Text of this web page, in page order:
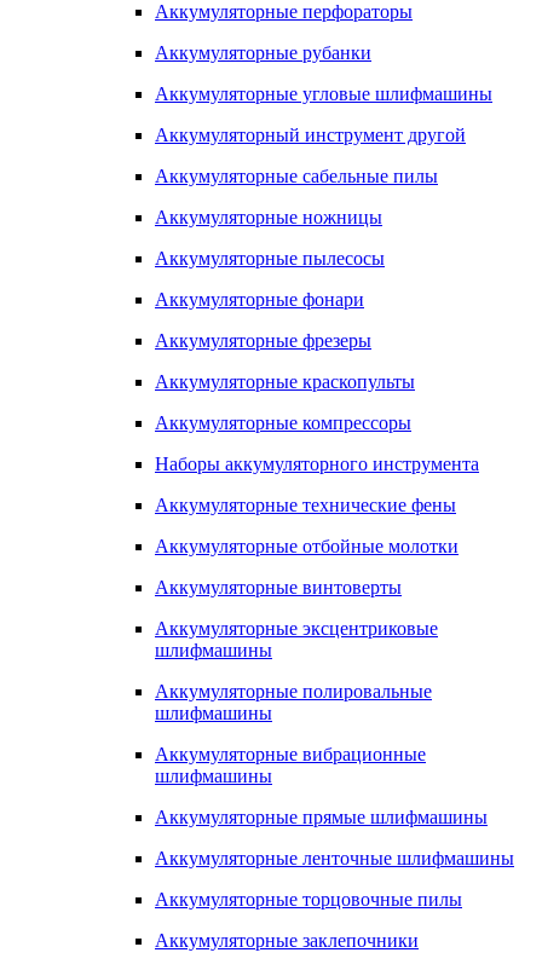
Аккумуляторные перфораторы
Аккумуляторные рубанки
Аккумуляторные угловые шлифмашины
Аккумуляторный инструмент другой
Аккумуляторные сабельные пилы
Аккумуляторные ножницы
Аккумуляторные пылесосы
Аккумуляторные фонари
Аккумуляторные фрезеры
Аккумуляторные краскопульты
Аккумуляторные компрессоры
Наборы аккумуляторного инструмента
Аккумуляторные технические фены
Аккумуляторные отбойные молотки
Аккумуляторные винтоверты
Аккумуляторные эксцентриковые
шлифмашины
Аккумуляторные полировальные
шлифмашины
Аккумуляторные вибрационные
шлифмашины
Аккумуляторные прямые шлифмашины
Аккумуляторные ленточные шлифмашины
Аккумуляторные торцовочные пилы
Аккумуляторные заклепочники